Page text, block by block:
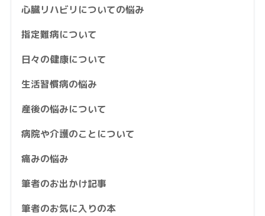
心臓リハビリについての悩み
指定難病について
日々の健康について
生活習慣病の悩み
産後の悩みについて
病院や介護のことについて
痛みの悩み
筆者のお出かけ記事
筆者のお気に入りの本